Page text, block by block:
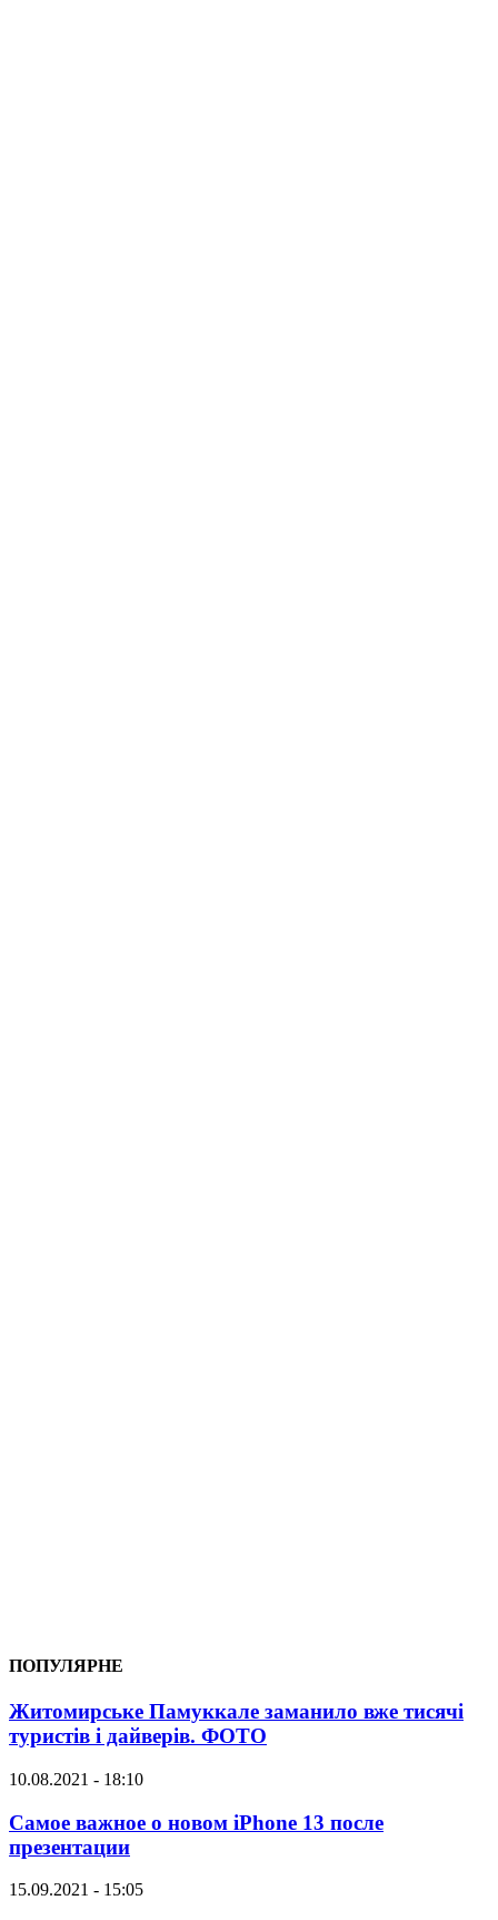
ПОПУЛЯРНЕ
Житомирське Памуккале заманило вже тисячі
туристів і дайверів. ФОТО
10.08.2021 - 18:10
Самое важное о новом iPhone 13 после
презентации
15.09.2021 - 15:05